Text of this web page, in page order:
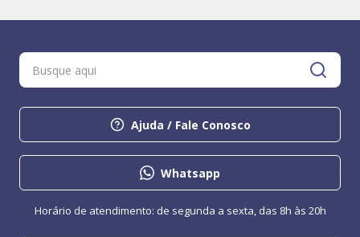
Ajuda / Fale Conosco
Whatsapp
Horário de atendimento: de segunda a sexta, das 8h às 20h